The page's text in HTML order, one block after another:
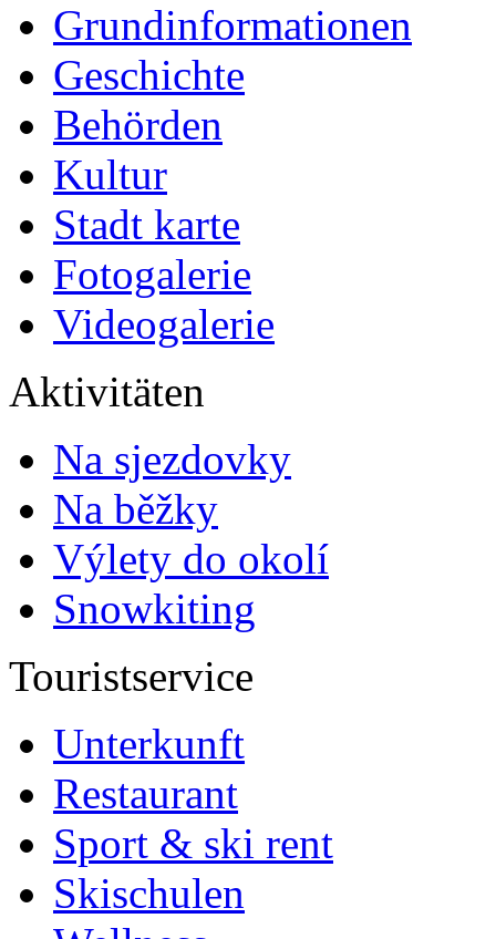
Grundinformationen
Geschichte
Behörden
Kultur
Stadt karte
Fotogalerie
Videogalerie
Aktivitäten
Na sjezdovky
Na běžky
Výlety do okolí
Snowkiting
Touristservice
Unterkunft
Restaurant
Sport & ski rent
Skischulen